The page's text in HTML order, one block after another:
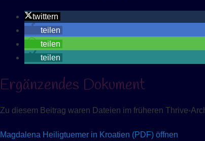
twittern
teilen
teilen
teilen
Ergänzendes Dokument
Zu diesem Beitrag waren Dateien im früheren Thrive-
Magdalena Heiligtuemer in Kroatien (PDF) öffnen